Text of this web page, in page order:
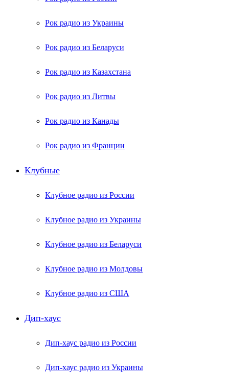
Рок радио из Украины
Рок радио из Беларуси
Рок радио из Казахстана
Рок радио из Литвы
Рок радио из Канады
Рок радио из Франции
Клубные
Клубное радио из России
Клубное радио из Украины
Клубное радио из Беларуси
Клубное радио из Молдовы
Клубное радио из США
Дип-хаус
Дип-хаус радио из России
Дип-хаус радио из Украины